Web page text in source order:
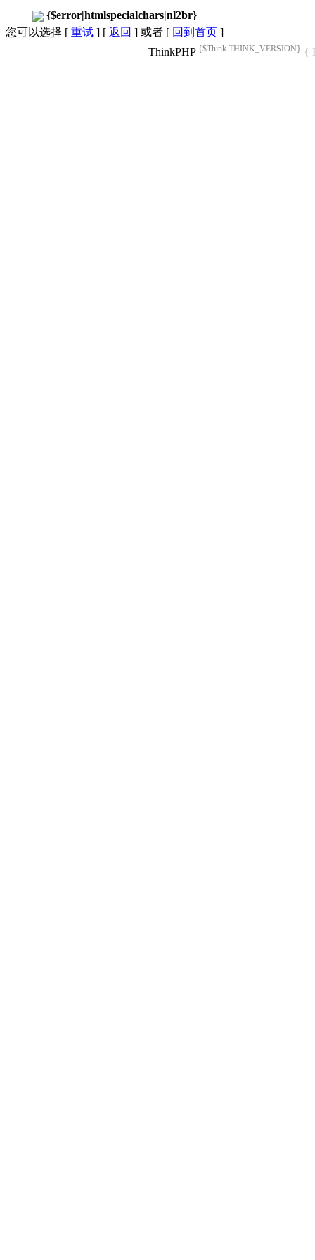
{$error|htmlspecialchars|nl2br}
您可以选择 [ 重试 ] [ 返回 ] 或者 [ 回到首页 ]
ThinkPHP {$Think.THINK_VERSION} {